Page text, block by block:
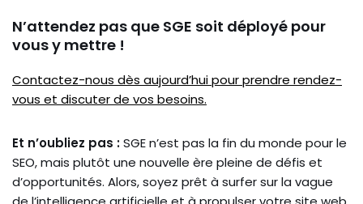
N’attendez pas que SGE soit déployé pour
vous y mettre !
Contactez-nous dès aujourd’hui pour prendre rendez-
vous et discuter de vos besoins.
Et n’oubliez pas :SGE n’est pas la fin du monde pour le
SEO, mais plutôt une nouvelle ère pleine de défis et
d’opportunités. Alors, soyez prêt à surfer sur la vague